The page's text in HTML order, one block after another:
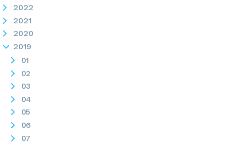
2022
2021
2020
2019
01
02
03
04
05
06
07